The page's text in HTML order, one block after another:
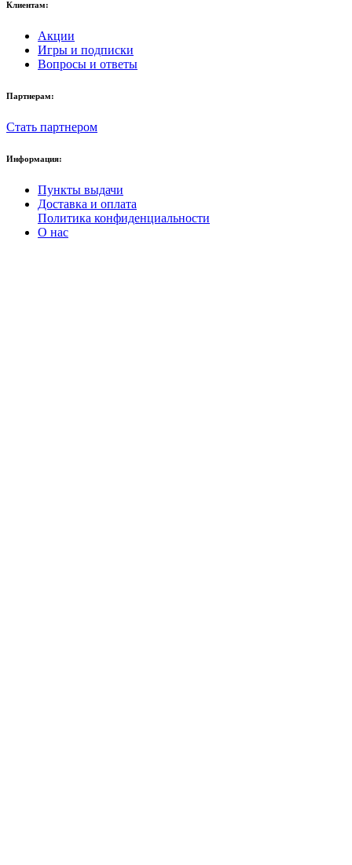
Клиентам:
Акции
Игры и подписки
Вопросы и ответы
Партнерам:
Стать партнером
Информация:
Пункты выдачи
Доставка и оплата
Политика конфиденциальности
О нас